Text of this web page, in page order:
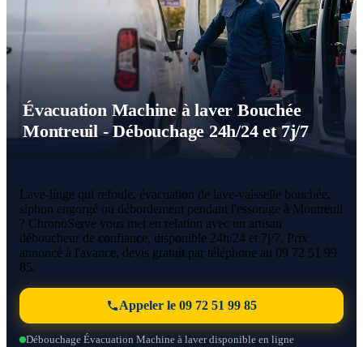
Évacuation Machine à laver Bouchée
Montreuil - Débouchage 24h/24 et 7j/7
Lave-linge qui refoule, évacuation de lave-vaisselle bouchée,
siphon engorgé ou débordement pendant l'essorage à Montreuil
? ChronoServe vous met en relation avec un artisan
déboucheur de confiance, disponible 24h/24 et 7j/7. Prix
annoncé à l'avance, devis gratuit par téléphone au 09 72 51 99
85.
Appeler le 09 72 51 99 85
Débouchage Évacuation Machine à laver disponible en ligne